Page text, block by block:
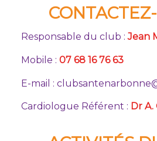
Responsable du club : Jean
Mobile : 07 68 16 76 63
E-mail :
Cardiologue Référent : Dr A.